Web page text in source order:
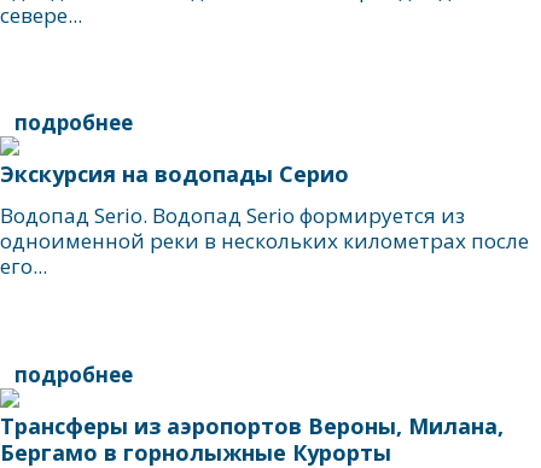
севере...
подробнее
Экскурсия на водопады Серио
Водопад Serio. Водопад Serio формируется из
одноименной реки в нескольких километрах после
его...
подробнее
Трансферы из аэропортов Вероны, Милана,
Бергамо в горнолыжные Курорты